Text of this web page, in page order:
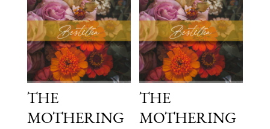
THE
MOTHERING
THE
MOTHERING